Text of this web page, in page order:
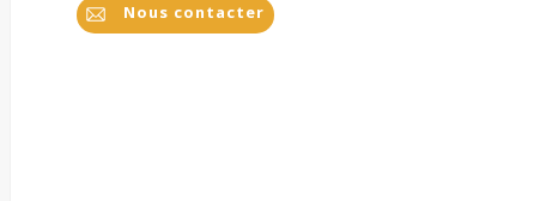
Nous contacter